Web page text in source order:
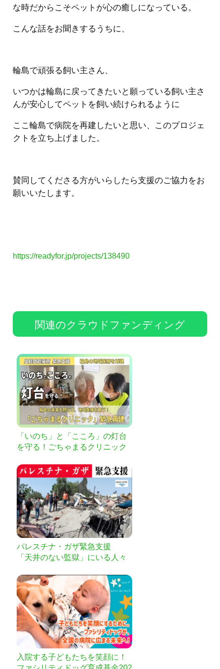
な時だからこそペットが心の癒しになっている。
こんな話をお聞きするうちに、
輪島で頑張る飼い主さん、
いつかは輪島に戻ってきたいと願っている飼い主さ
んが安心してペットを飼い続けられるように
ここ輪島で病院を再建したいと思い、このプロジェ
クトを立ち上げました。
賛同してくださる方がいらしたら支援のご協力をお
願いいたします。
https://readyfor.jp/projects/138490
関連のクラウドファンディング
「いのち」と「こころ」の灯台
を守る！ごちゃまるクリニック
パレスチナ・ガザ緊急支援
「天井のない監獄」にいる人々
入院する子どもたちを笑顔に！